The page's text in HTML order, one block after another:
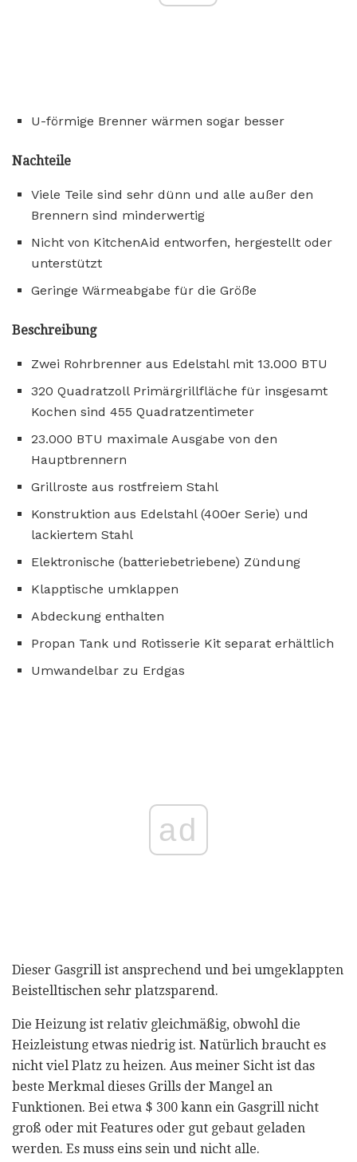
U-förmige Brenner wärmen sogar besser
Nachteile
Viele Teile sind sehr dünn und alle außer den
Brennern sind minderwertig
Nicht von KitchenAid entworfen, hergestellt oder
unterstützt
Geringe Wärmeabgabe für die Größe
Beschreibung
Zwei Rohrbrenner aus Edelstahl mit 13.000 BTU
320 Quadratzoll Primärgrillfläche für insgesamt
Kochen sind 455 Quadratzentimeter
23.000 BTU maximale Ausgabe von den
Hauptbrennern
Grillroste aus rostfreiem Stahl
Konstruktion aus Edelstahl (400er Serie) und
lackiertem Stahl
Elektronische (batteriebetriebene) Zündung
Klapptische umklappen
Abdeckung enthalten
Propan Tank und Rotisserie Kit separat erhältlich
Umwandelbar zu Erdgas
ad
Dieser Gasgrill ist ansprechend und bei umgeklappten
Beistelltischen sehr platzsparend.
Die Heizung ist relativ gleichmäßig, obwohl die
Heizleistung etwas niedrig ist. Natürlich braucht es
nicht viel Platz zu heizen. Aus meiner Sicht ist das
beste Merkmal dieses Grills der Mangel an
Funktionen. Bei etwa $ 300 kann ein Gasgrill nicht
groß oder mit Features oder gut gebaut geladen
werden. Es muss eins sein und nicht alle.